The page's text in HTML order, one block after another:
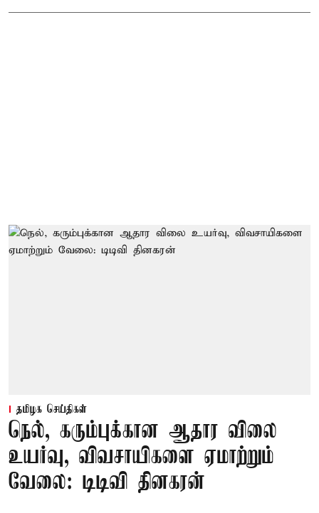
தமிழக செய்திகள்
நெல், கரும்புக்கான ஆதார விலை
உயர்வு, விவசாயிகளை ஏமாற்றும்
வேலை: டிடிவி தினகரன்